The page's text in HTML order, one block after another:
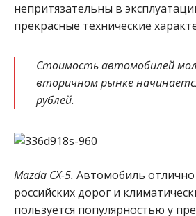
непритязательны в
прекрасные технические
Стоимость автомобилей
вторичном рынке
рублей.
Mazda CX-5. Автомобиль отлично
российских дорог и
пользуется популярностью у